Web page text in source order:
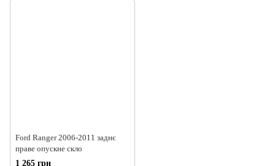
Ford Ranger 2006-2011 заднє
праве опускне скло
1 265 грн